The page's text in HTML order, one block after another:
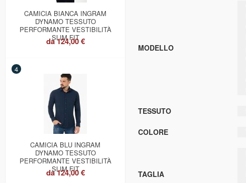
CAMICIA BIANCA INGRAM
DYNAMO TESSUTO
PERFORMANTE VESTIBILITÀ
SLIM FIT
da124,00 €
4
CAMICIA BLU INGRAM
DYNAMO TESSUTO
PERFORMANTE VESTIBILITÀ
SLIM FIT
da124,00 €
MODELLO
TESSUTO
COLORE
TAGLIA